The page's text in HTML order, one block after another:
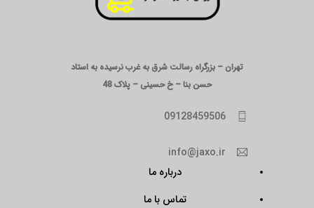
تهران – بزرگراه رسالت شرق به غرب نرسیده به استاد
حسن بنا – خ حسینی – پلاک 48
09128459506
info@jaxo.ir
درباره ما
تماس با ما